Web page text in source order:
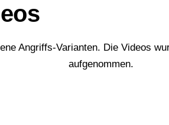
Angriffs-Varianten. Die Videos
aufgenommen.